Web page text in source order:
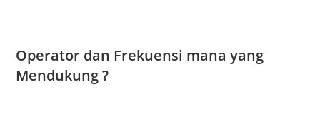
Operator dan Frekuensi mana yang
Mendukung ?